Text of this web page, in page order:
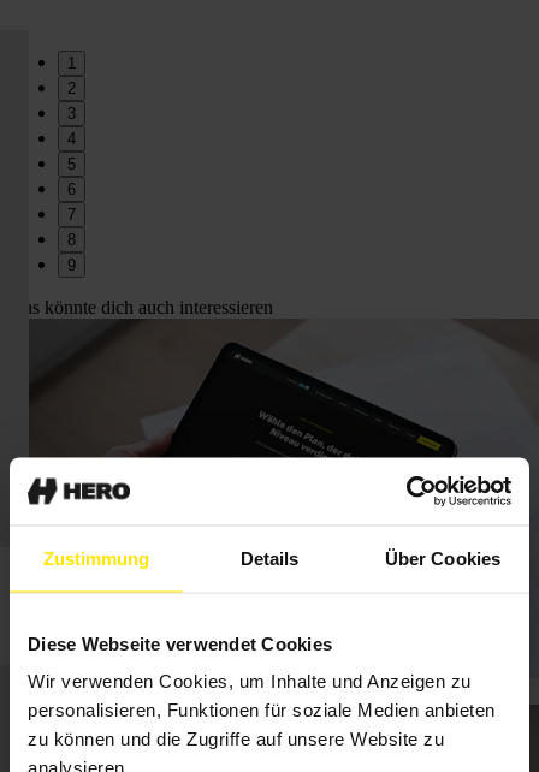
Zustimmung Details Über Cookies
Diese Webseite verwendet Cookies
Wir verwenden Cookies, um Inhalte und Anzeigen zu
personalisieren, Funktionen für soziale Medien anbieten
zu können und die Zugriffe auf unsere Website zu
analysieren.
1
2
3
4
5
6
7
8
9
Das könnte dich auch interessieren
Preise für HERO im Überblick